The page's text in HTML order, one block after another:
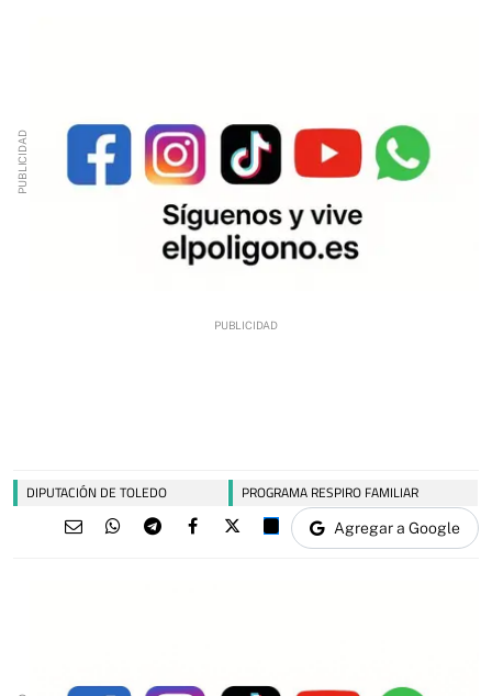
DIPUTACIÓN DE TOLEDO PROGRAMA RESPIRO FAMILIAR
Agregar a Google